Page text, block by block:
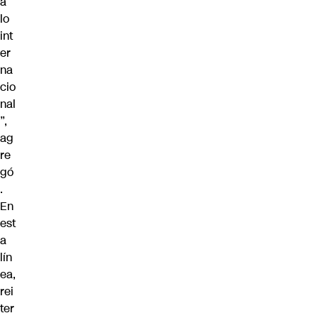
lo
int
er
na
cio
nal
”,
ag
re
gó
.
En
est
a
lín
ea,
rei
ter